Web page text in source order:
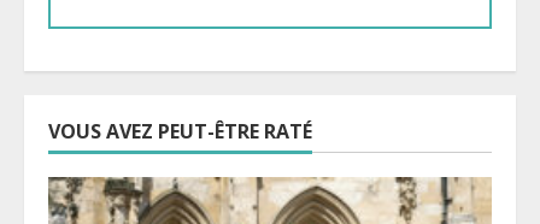
VOUS AVEZ PEUT-ÊTRE RATÉ